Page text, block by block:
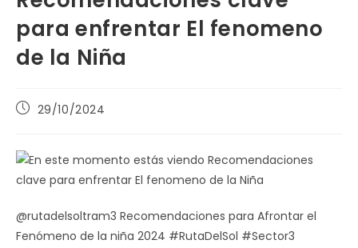
para enfrentar El fenomeno
de la Niña
Publicación
entrada:
29/10/2024
@rutadelsoltram3 Recomendaciones para Afrontar el
Fenómeno de la niña 2024 #RutaDelSol #Sector3